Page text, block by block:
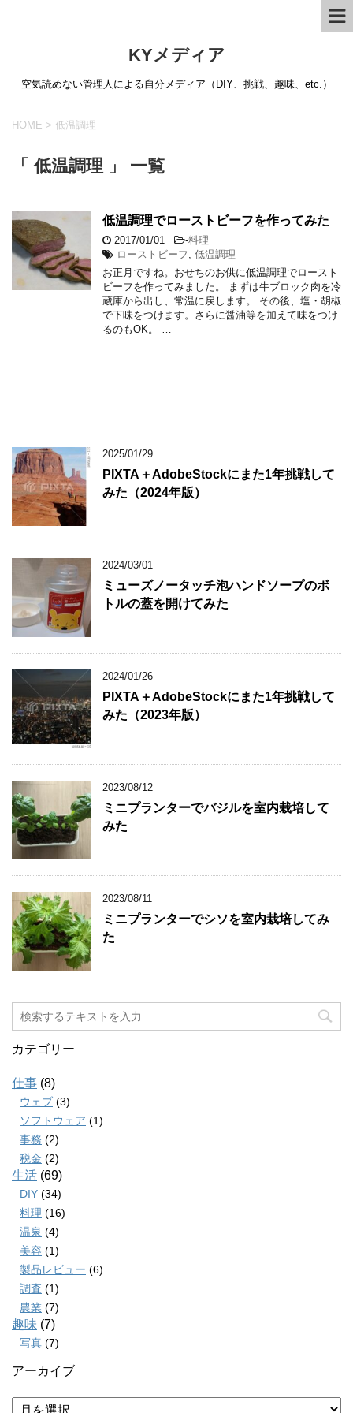
KYメディア
空気読めない管理人による自分メディア（DIY、挑戦、趣味、etc.）
HOME > 低温調理
「 低温調理 」 一覧
低温調理でローストビーフを作ってみた
2017/01/01 -料理
ローストビーフ 低温調理
お正月ですね。おせちのお供に低温調理でロースト
ビーフを作ってみました。 まずは牛ブロック肉を冷
蔵庫から出し、常温に戻します。 その後、塩・胡椒
で下味をつけます。さらに醤油等を加えて味をつけ
るのもOK。 …
2025/01/29
PIXTA＋AdobeStockにまた1年挑戦して
みた（2024年版）
2024/03/01
ミューズノータッチ泡ハンドソープのボ
トルの蓋を開けてみた
2024/01/26
PIXTA＋AdobeStockにまた1年挑戦して
みた（2023年版）
2023/08/12
ミニプランターでバジルを室内栽培して
みた
2023/08/11
ミニプランターでシソを室内栽培してみ
た
カテゴリー
仕事 (8)
ウェブ (3)
ソフトウェア (1)
事務 (2)
税金 (2)
生活 (69)
DIY (34)
料理 (16)
温泉 (4)
美容 (1)
製品レビュー (6)
調査 (1)
農業 (7)
趣味 (7)
写真 (7)
アーカイブ
ア